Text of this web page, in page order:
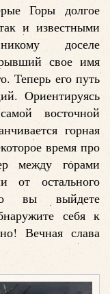
Горы долгое
и известными
доселе
свое имя
Теперь его путь
Ориентируясь
восточной
горная
время про
между горами
от остального
вы выйдете
себя к
Вечная слава